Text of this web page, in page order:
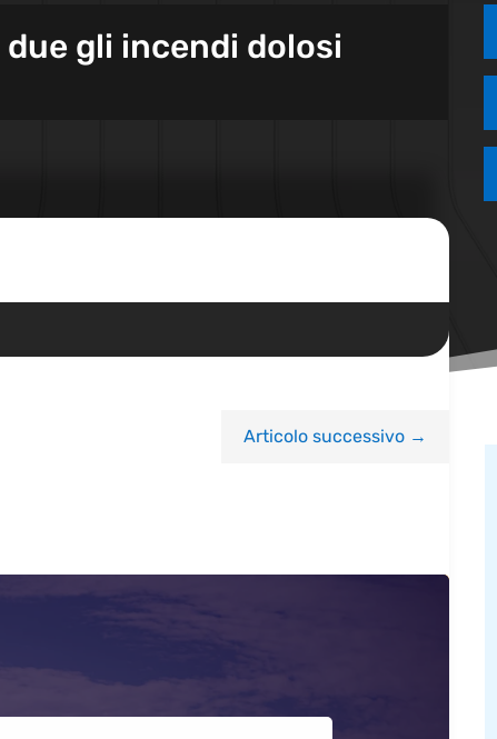
gli incendi dolosi
Articolo successivo→